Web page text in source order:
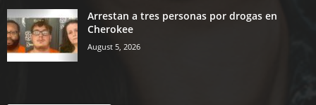
Arrestan a tres personas por drogas en
Cherokee
August 5, 2026